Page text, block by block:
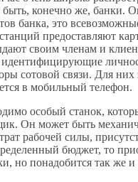
конечно же, банки.
банка, это
предоставляют
своим членам и
сотовой связи. Для
в мобильный телефон.
особый станок,
Он может быть
рабочей силы,
бюджет, то
но понадобится так